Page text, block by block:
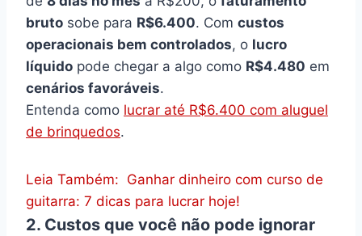
bruto sobe para R$6.400. Com custos
operacionais bem controlados, o lucro
líquido pode chegar a algo como R$4.480 em
cenários favoráveis.
Entenda como lucrar até R$6.400 com aluguel
de brinquedos.
Leia Também: Ganhar dinheiro com curso de
guitarra: 7 dicas para lucrar hoje!
2. Custos que você não pode ignorar